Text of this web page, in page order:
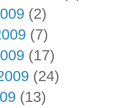
(2)
(7)
(17)
(24)
(13)